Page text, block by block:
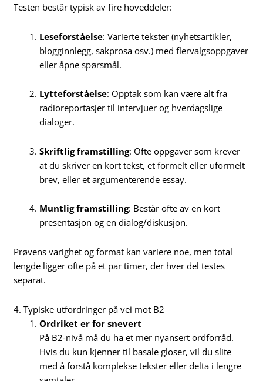
Testen består typisk av fire hoveddeler:
Leseforståelse: Varierte tekster (nyhetsartikler,
blogginnlegg, sakprosa osv.) med flervalgsoppgaver
eller åpne spørsmål.
Lytteforståelse: Opptak som kan være alt fra
radioreportasjer til intervjuer og hverdagslige
dialoger.
Skriftlig framstilling: Ofte oppgaver som krever
at du skriver en kort tekst, et formelt eller uformelt
brev, eller et argumenterende essay.
Muntlig framstilling: Består ofte av en kort
presentasjon og en dialog/diskusjon.
Prøvens varighet og format kan variere noe, men total
lengde ligger ofte på et par timer, der hver del testes
separat.
4. Typiske utfordringer på vei mot B2
Ordriket er for snevert
På B2-nivå må du ha et mer nyansert ordforråd.
Hvis du kun kjenner til basale gloser, vil du slite
med å forstå komplekse tekster eller delta i lengre